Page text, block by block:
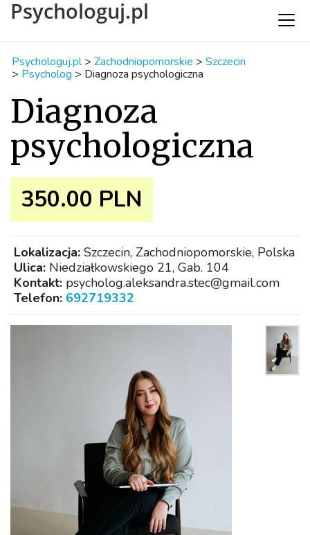
Psychologuj.pl
Psychologuj.pl > Zachodniopomorskie > Szczecin
> Psycholog > Diagnoza psychologiczna
Diagnoza
psychologiczna
350.00 PLN
Lokalizacja: Szczecin, Zachodniopomorskie, Polska
Ulica: Niedziałkowskiego 21, Gab. 104
Kontakt: psycholog.aleksandra.stec@gmail.com
Telefon: 692719332